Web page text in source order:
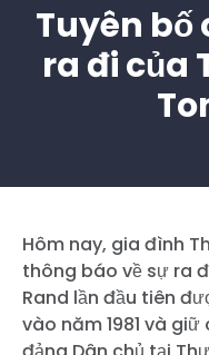
Tuyên bố
ra đi của
Hôm nay, gia đình
thông báo về sự ra
Rand lần đầu tiên
vào năm 1981 và